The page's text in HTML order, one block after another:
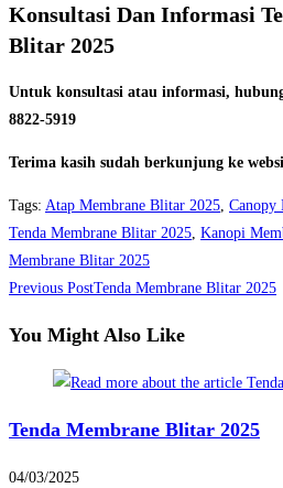
Konsultasi Dan Informasi
Blitar 2025
Untuk konsultasi atau informasi,
8822-5919
Terima kasih sudah berkunjung ke
Tags: Atap Membrane Blitar 2025, Canopy
Tenda Membrane Blitar 2025, Kanopi
Membrane Blitar 2025
Read
articles
Previous PostTenda Membrane Blitar 2025
You Might Also Like
Tenda Membrane Blitar 2025
04/03/2025